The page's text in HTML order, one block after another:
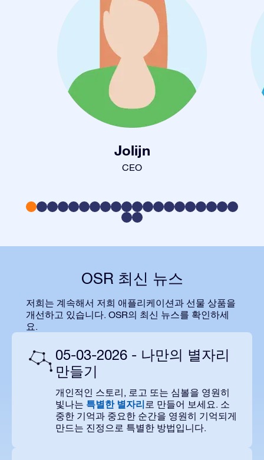
Jolijn
CEO
OSR 최신 뉴스
저희는 계속해서 저희 애플리케이션과 선물 상품을
개선하고 있습니다. OSR의 최신 뉴스를 확인하세
요.
05-03-2026 - 나만의 별자리
만들기
개인적인 스토리, 로고 또는 심볼을 영원히
빛나는 특별한 별자리 로 만들어 보세요. 소
중한 기억과 중요한 순간을 영원히 기억되게
만드는 진정으로 특별한 방법입니다.